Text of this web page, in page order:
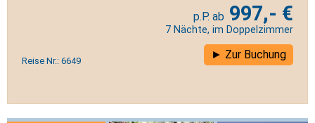
997,- €
7 Nächte, im Doppelzimmer
Reise Nr.: 6649 Zur Buchung